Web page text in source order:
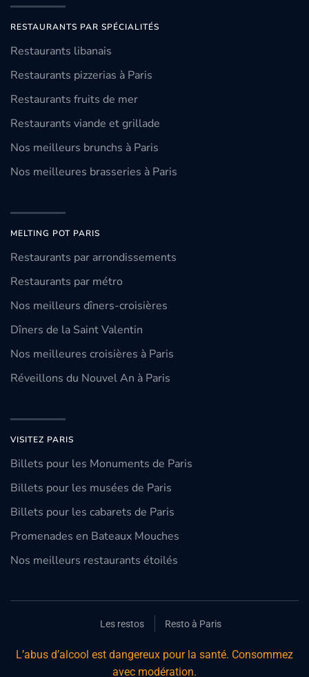
RESTAURANTS PAR SPÉCIALITÉS
Restaurants libanais
Restaurants pizzerias à Paris
Restaurants fruits de mer
Restaurants viande et grillade
Nos meilleurs brunchs à Paris
Nos meilleures brasseries à Paris
MELTING POT PARIS
Restaurants par arrondissements
Restaurants par métro
Nos meilleurs dîners-croisières
Dîners de la Saint Valentin
Nos meilleures croisières à Paris
Réveillons du Nouvel An à Paris
VISITEZ PARIS
Billets pour les Monuments de Paris
Billets pour les musées de Paris
Billets pour les cabarets de Paris
Promenades en Bateaux Mouches
Nos meilleurs restaurants étoilés
Les restos Resto à Paris
L’abus d’alcool est dangereux pour la santé. Consommez
avec modération.